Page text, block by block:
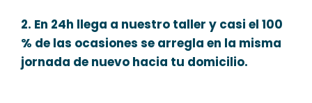
2. En 24h llega a nuestro taller y casi el 100
% de las ocasiones se arregla en la misma
jornada de nuevo hacia tu domicilio.